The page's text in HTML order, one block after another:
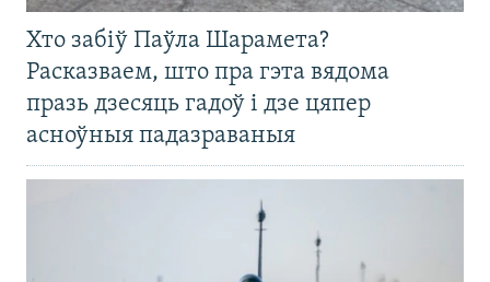
Хто забіў Паўла Шарамета?
Расказваем, што пра гэта вядома
празь дзесяць гадоў і дзе цяпер
асноўныя падазраваныя